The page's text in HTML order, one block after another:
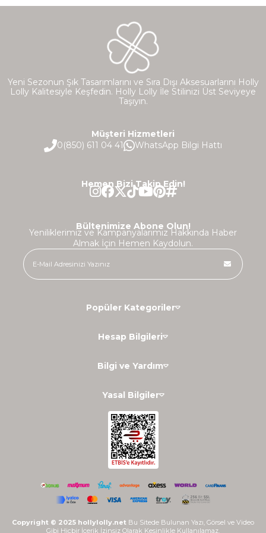
Yeni Sezonun Şık Tasarımlarını ve Sıra Dışı Aksesuarlarını Holly
Lolly Kalitesiyle Keşfedin. Holly Lolly İle Stilinizi Üst Seviyeye
Taşıyın.
Müşteri Hizmetleri
0(850) 611 04 41
WhatsApp Bilgi Hattı
Hemen Bizi Takip Edin!
Bültenimize Abone Olun!
Yeniliklerimiz ve Kampanyalarımız Hakkında Haber
Almak İçin Hemen Kaydolun.
Popüler Kategoriler
Hesap Bilgileri
Bilgi ve Yardım
Yasal Bilgiler
Copyright © 2025 hollylolly.net Bu Sitede Bulunan Yazı, Görsel ve Video
Gibi Hiçbir İçerik İzinsiz Olarak Kesinlikle Kullanılamaz.